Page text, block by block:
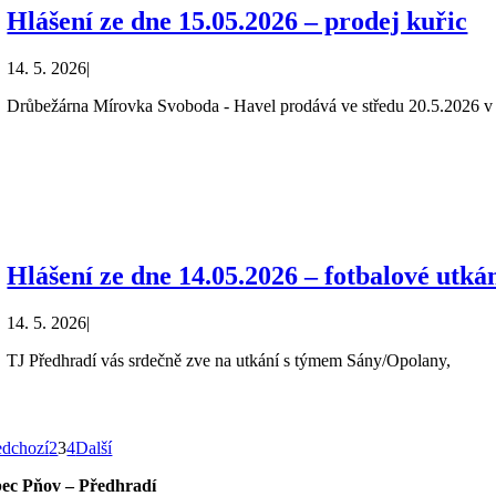
Hlášení ze dne 15.05.2026 – prodej kuřic
14. 5. 2026|
Drůbežárna Mírovka Svoboda - Havel prodává ve středu 20.5.2026 v
Hlášení ze dne 14.05.2026 – fotbalové
14. 5. 2026|
TJ Předhradí vás srdečně zve na utkání s týmem Sány/Opolany,
234Další
Pňov – Předhradí